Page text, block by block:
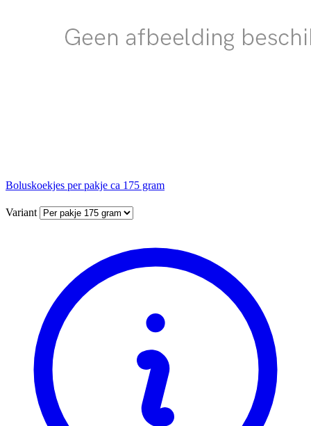
Boluskoekjes per pakje ca 175 gram
Variant